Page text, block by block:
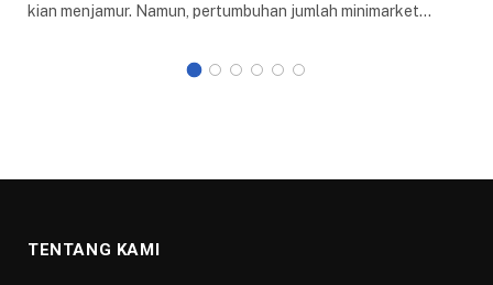
kian menjamur. Namun, pertumbuhan jumlah minimarket…
TENTANG KAMI